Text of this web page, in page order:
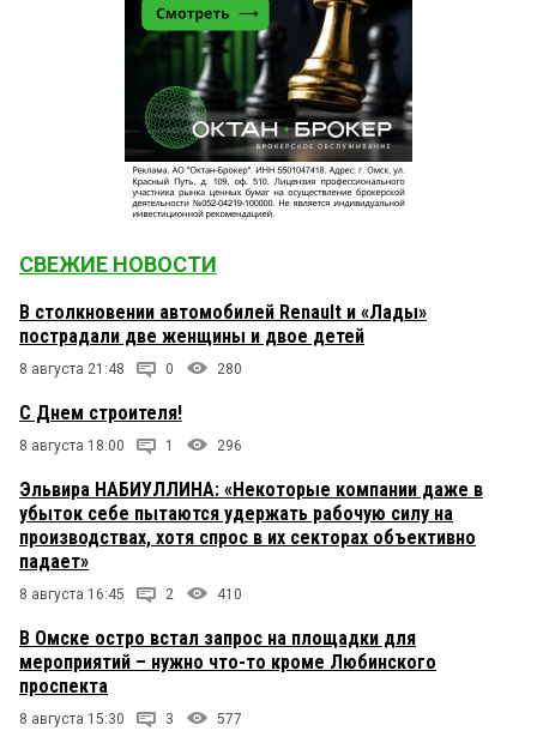
СВЕЖИЕ НОВОСТИ
В столкновении автомобилей Renault и «Лады»
пострадали две женщины и двое детей
8 августа 21:48 0 280
С Днем строителя!
8 августа 18:00 1 296
Эльвира НАБИУЛЛИНА: «Некоторые компании даже в
убыток себе пытаются удержать рабочую силу на
производствах, хотя спрос в их секторах объективно
падает»
8 августа 16:45 2 410
В Омске остро встал запрос на площадки для
мероприятий – нужно что-то кроме Любинского
проспекта
8 августа 15:30 3 577